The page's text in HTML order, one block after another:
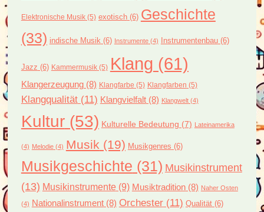
Elektronische Musik(5) exotisch(6) Geschichte
(33) indische Musik (6) Instrumente(4) Instrumentenbau(6)
Jazz (6) Kammermusik(5) Klang (61)
Klangerzeugung(8) Klangfarbe (5) Klangfarben (5)
Klangqualität(11) Klangvielfalt(8) Klangwelt(4)
Kultur(53) Kulturelle Bedeutung (7) Lateinamerika
(4) Melodie(4) Musik (19) Musikgenres (6)
Musikgeschichte (31) Musikinstrument
(13) Musikinstrumente(9) Musiktradition(8) Naher Osten
(4) Nationalinstrument(8) Orchester(11) Qualität(6)